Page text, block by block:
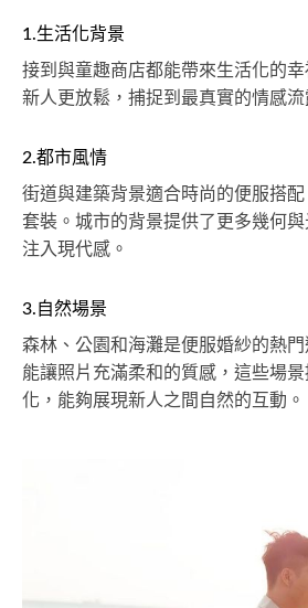
1.生活化背景
接到與童趣商店都能帶來生活化的
新人更放鬆，捕捉到最真實的情感流
2.都市風情
街道與建築背景適合時尚的便服搭
套裝。城市的背景提供了更多幾何
注入現代感。
3.自然場景
森林、公園和海灘是便服婚紗的熱
能讓照片充滿柔和的質感，這些場
化，能夠展現新人之間自然的互動。